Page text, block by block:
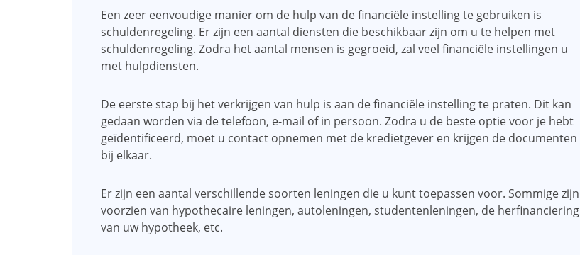
Een zeer eenvoudige manier om de hulp van de financiële instelling te gebruiken is
schuldenregeling. Er zijn een aantal diensten die beschikbaar zijn om u te helpen met
schuldenregeling. Zodra het aantal mensen is gegroeid, zal veel financiële instellingen u
met hulpdiensten.
De eerste stap bij het verkrijgen van hulp is aan de financiële instelling te praten. Dit kan
gedaan worden via de telefoon, e-mail of in persoon. Zodra u de beste optie voor je hebt
geïdentificeerd, moet u contact opnemen met de kredietgever en krijgen de documenten
bij elkaar.
Er zijn een aantal verschillende soorten leningen die u kunt toepassen voor. Sommige zijn
voorzien van hypothecaire leningen, autoleningen, studentenleningen, de herfinanciering
van uw hypotheek, etc.